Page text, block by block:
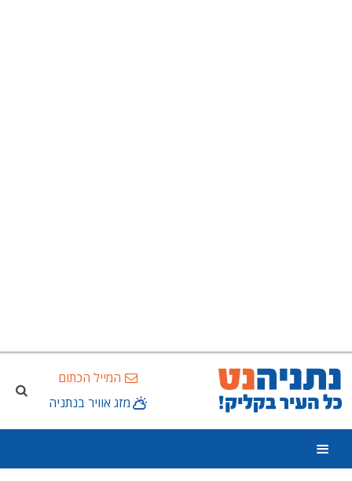
המייל הכתום
מזג אוויר בנתניה